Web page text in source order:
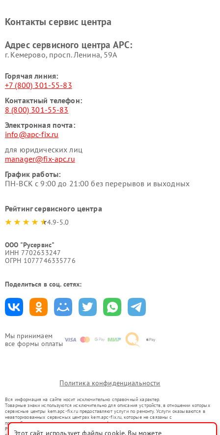
Мы принимаем
все формы оплаты
Контакты сервис центра
Адрес сервисного центра APC:
г. Кемерово, просп. Ленина, 59А
Горячая линия:
+7 (800) 301-55-83
Контактный телефон:
8 (800) 301-55-83
Электронная почта:
info@apc-fix.ru
для юридических лиц
manager@fix-apc.ru
График работы:
ПН-ВСК с 9:00 до 21:00 без перерывов и выходных
Рейтинг сервисного центра
4.9-5.0
ООО "Русервис"
ИНН 7702633247
ОГРН 1077746335776
Поделиться в соц. сетях:
Политика конфиденциальности
Вся информация на сайте носит исключительно справочный характер.
Товарные знаки используются исключительно для описания устройств, в отношении которых
сервисные центры kem.apc-fix.ru предоставляют услуги по ремонту. Услуги оказываются в
неавторизованных сервисных центрах kem.apc-fix.ru, которые не связаны с
правообладателями товарных знаков или их официальными представителями.
Ремонт осуществляется для устройств, уже введенных в гражданский оборот в соответствии
Этот сайт использует файлы cookie. Вы можете